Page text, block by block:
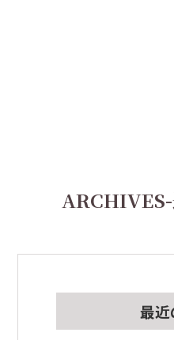
ARCHIVES
最近